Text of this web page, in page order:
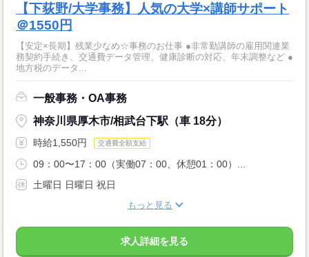
【下荻野/大学事務】人気の大学×講師サポート
＠1550円
【安定×長期】残業少なめ☆事務のお仕事 ●非常勤講師の雇用関連業
務契約手続き、交通費データ管理、健康診断の対応、年末調整など ●
地方税のデータ...
一般事務・OA事務
神奈川県厚木市/相武台下駅（車 18分）
時給1,550円 交通費全額支給
09：00〜17：00（実働07：00、休憩01：00）...
土曜日 日曜日 祝日
もっと見る
求人詳細を見る